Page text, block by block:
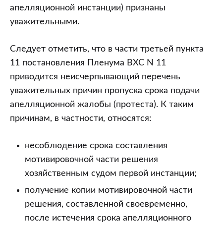
апелляционной инстанции) признаны
уважительными.
Следует отметить, что в части третьей пункта
11 постановления Пленума ВХС N 11
приводится неисчерпывающий перечень
уважительных причин пропуска срока подачи
апелляционной жалобы (протеста). К таким
причинам, в частности, относятся:
несоблюдение срока составления
мотивировочной части решения
хозяйственным судом первой инстанции;
получение копии мотивировочной части
решения, составленной своевременно,
после истечения срока апелляционного